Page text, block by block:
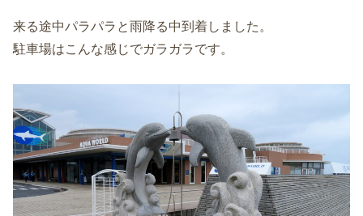
来る途中パラパラと雨降る中到着しました。
駐車場はこんな感じでガラガラです。